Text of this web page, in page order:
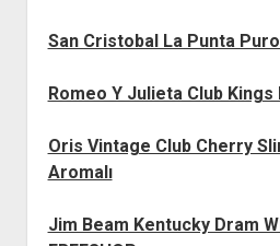
San Cristobal La Punta Puro
Romeo Y Julieta Club Kings
Oris Vintage Club Cherry
Aromalı
Jim Beam Kentucky Dram